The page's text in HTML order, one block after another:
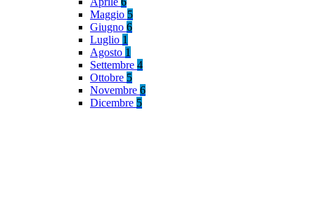
Maggio 5
Giugno 6
Luglio 1
Agosto 1
Settembre 4
Ottobre 5
Novembre 6
Dicembre 5